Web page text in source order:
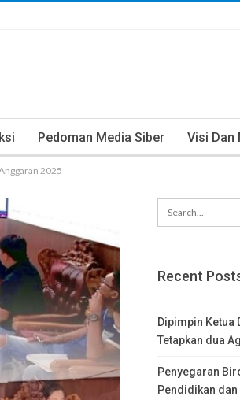
Pedoman Media Siber Visi Dan
2025
Recent
Dipimpin Ketua
Tetapkan dua
Penyegaran
Pendidikan dan